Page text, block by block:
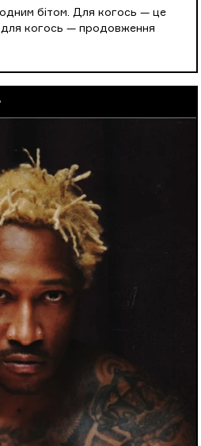
одним бітом. Для когось — це
когось — продовження